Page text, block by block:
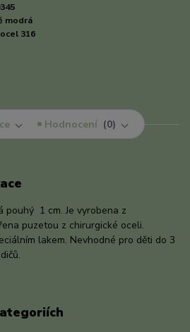
modrá
316
Hodnocení 0
pouhý 1 cm. Je vyrobena z
puzetou z chirurgické oceli.
lakem. Nevhodné pro děti do 3